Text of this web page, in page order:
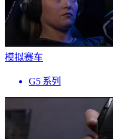
模拟赛车
G5 系列